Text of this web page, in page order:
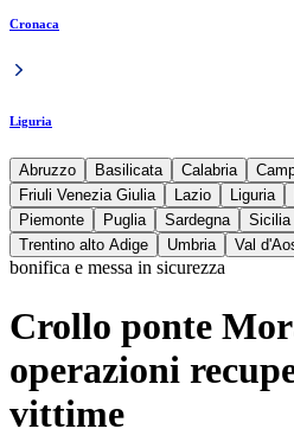
Cronaca
Liguria
Abruzzo Basilicata Calabria
Friuli Venezia Giulia
Lazio Liguria
Piemonte
Puglia Sardegna Sicilia
Trentino alto Adige
Umbria Val
bonifica e messa in sicurezza
Crollo ponte
operazioni
vittime